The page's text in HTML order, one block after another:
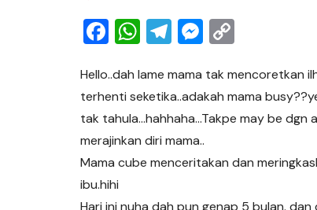
F
c
e
b
o
o
W
at
s
A
p
T
e
gr
a
m
M
ss
e
n
g
p
y
Li
n
Hello..dah lame mama tak mencoretkan
terhenti seketika..adakah mama
tak tahula…hahhaha…Takpe may be dgn
merajinkan diri mama..
Mama cube menceritakan dan
ibu.hihi
Hari ini nuha dah pun genap 5 bulan.